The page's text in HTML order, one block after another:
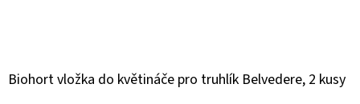
Biohort vložka do květináče pro truhlík Belvedere, 2 kusy